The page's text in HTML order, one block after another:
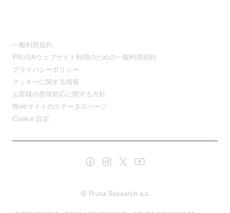
一般利用規約
PRUSAウェブサイト利用のための一般利用規約
プライバシーポリシー
クッキーに関する情報
お客様の苦情対応に関する方針
Webサイトのステータスページ
Cookie 設定
© Prusa Research a.s.